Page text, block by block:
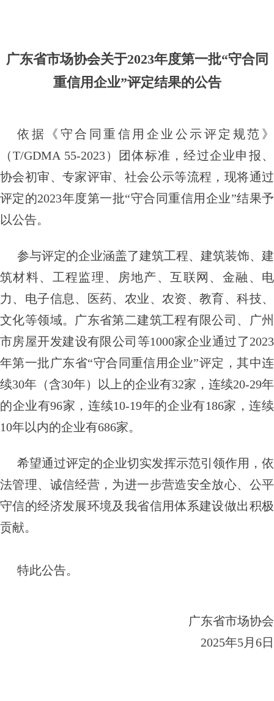
广东省市场协会关于2023年度第一批“守合同
重信用企业”评定结果的公告
依据《守合同重信用企业公示评定规范》
（T/GDMA 55-2023）团体标准，经过企业申报、
协会初审、专家评审、社会公示等流程，现将通过
评定的2023年度第一批“守合同重信用企业”结果予
以公告。
参与评定的企业涵盖了建筑工程、建筑装饰、建
筑材料、工程监理、房地产、互联网、金融、电
力、电子信息、医药、农业、农资、教育、科技、
文化等领域。广东省第二建筑工程有限公司、广州
市房屋开发建设有限公司等1000家企业通过了2023
年第一批广东省“守合同重信用企业”评定，其中连
续30年（含30年）以上的企业有32家，连续20-29年
的企业有96家，连续10-19年的企业有186家，连续
10年以内的企业有686家。
希望通过评定的企业切实发挥示范引领作用，依
法管理、诚信经营，为进一步营造安全放心、公平
守信的经济发展环境及我省信用体系建设做出积极
贡献。
特此公告。
广东省市场协会
2025年5月6日